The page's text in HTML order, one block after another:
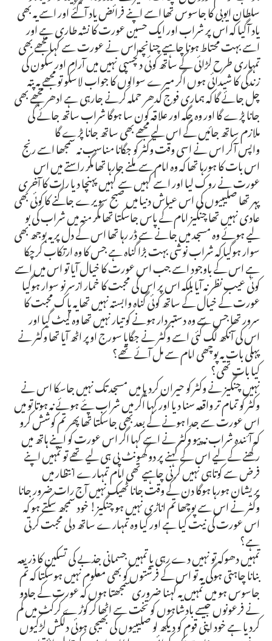
سلطان ایوبی کا جاسوس تھا اسے اپنے فرائض یاد آگئے اور اسے یہ بھی
یاد آگیا کہ اس پر شراب اور ایک حسین عورت کا نشہ طاری ہے اور
اسے بہت محتاط ہونا چاہیے چنانچہ اس نے عورت سے کہا مجھے بھی
تمہاری طرح لڑائی کے ساتھ کوئی دلچسپی نہیں میں آرام اور سکون کی
زندگی کا شیدائی ہوں اگر میرے سوالوں کا جواب لاسکو تو مجھے یہ پتہ
چل جائے گا کہ ہماری فوج کدھر حملہ کرنے جارہی ہے ادھر مجھے بھی
جانا پڑے گا اور وہ جگہ اور علاقہ کون سا ہوگا شراب ساتھ جائے گی
ملازم ساتھ جائیں گے اس لیے مجھے بھی ساتھ جانا پڑے گا
واپس آکر اس نے اسی وقت وکٹر کو جگانا مناسب نہ سمجھا اسے رنج
اس بات کا ہورہا تھا کہ وہ امام سے ملنے جارہا تھا مگر راستے میں اس
عورت نے روک لیا اور اسے کہیں سے کہیں پہنچا دیا رات کا آخری
پہر تھا صلیبیوں کی اس عیاش دنیا میں صبح سویرے جاگنے کا کوئی بھی
عادی نہیں تھا چنگیز امام کے پاس جاسکتا تھا مگر منہ میں شراب کی بو
لیے ہوئے وہ مسجد میں جانے سے ڈر رہا تھا اس کے دل پر یہ بوجھ بھی
سوار ہوگیا کہ شراب نوشی بہت بڑا گناہ ہے جس کا وہ ارتکاب کرچکا
ہے اس کے باوجود اسے جب اس عورت کا خیال آیا تو اس میں اسے
کوئی عیب نظر نہ آیا بلکہ اس پر اس کی محبت کا خمار ازسرنو سوار ہوگیا
عورت کے خیال کے ساتھ کوئی گناہ وابستہ نہیں تھا یہ پاک محبت کا
سرور تھا جس سے وہ دستبردار ہونے کو تیار نہیں تھا وہ لیٹ گیا اور
اس کی آنکھ لگ گئی اسے وکٹر نے جگایا سورج اوپر اٹھ آیا تھا وکٹر نے
پہلی بات یہ پوچھی امام سے مل آئے تھے؟
کیا بات تھی؟
نہیں چنگیز نے وکٹر کو حیران کردیا میں مسجد تک نہیں جاسکا اس نے
وکٹر کو تمام تر واقعہ سنا دیا اور کہا اگر میں شراب پئے ہوئے نہ ہوتا تو میں
اس عورت سے جدا ہونے کے بعد بھی جاسکتا تھا پھر تم کوشش کرو
کہ آئندہ شراب نہ پیو وکٹر نے اسے کہا اگر اس عورت کو اپنے ہاتھ میں
رکھنے کے لیے اس کے کہنے پر دو گھونٹ پی ہی لیے تھے تو تمہیں اپنے
فرض سے کوتاہی نہیں کرنی چاہیے تھی امام تمہارے انتظار میں
پریشان ہورہا ہوگا دن کے وقت جانا ٹھیک نہیں آج رات ضرور جانا
وکٹر نے اس سے پوچھا تم اناڑی نہیں ہو چنگیز! خود سمجھ سکتے ہو کہ
اس عورت کی نیت کیا ہے اور کیا وہ تمہارے ساتھ دلی محبت کرتی
ہے؟
تمہیں دھوکہ تو نہیں دے رہی یا تمہیں جسمانی جذبے کی تسکین کا ذریعہ
بنانا چاہتی ہوگی یہ تو اس کے فرشتوں کو بھی معلوم نہیں ہوسکتا کہ تم
جاسوس ہو میں تمہیں یہ کہنا ضروری سمجھتا ہوں کہ عورت کے جادو
نے فرعونوں جیسے بادشاہوں کو تخت سے اٹھا کر کوڑے کرکٹ میں گم
کردیا ہے خود اپنی قوم کو دیکھ لو صلیبیوں کی بھیجی ہوئی دلکش لڑکیوں